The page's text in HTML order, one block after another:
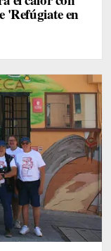
'Refúgiate en